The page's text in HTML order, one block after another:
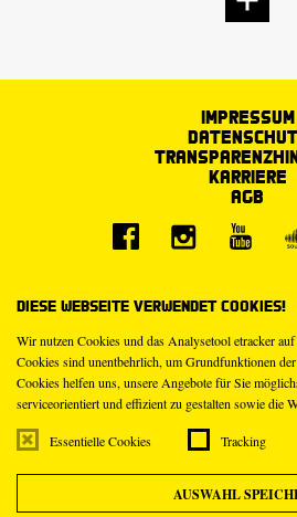
Diese Webseite verwendet Cookies!
Wir nutzen Cookies und das Analysetool etracker
Cookies sind unentbehrlich, um Grundfunktionen
Cookies helfen uns, unsere Angebote für Sie
serviceorientiert und effizient zu gestalten sowie die
Essentielle Cookies Tracking
AUSWAHL
Impressum
Karriere
AGB